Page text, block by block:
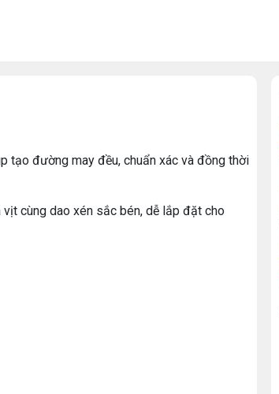
tạo đường may đều, chuẩn xác và đồng thời
cùng dao xén sắc bén, dễ lắp đặt cho